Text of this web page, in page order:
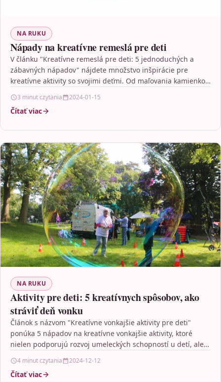
NA RUKU
Nápady na kreatívne remeslá pre deti
V článku "Kreatívne remeslá pre deti: 5 jednoduchých a
zábavných nápadov" nájdete množstvo inšpirácie pre
kreatívne aktivity so svojimi deťmi. Od maľovania kamienkov
3 minut czytania 2024-01-15
Čítať viac
NA RUKU
Aktivity pre deti: 5 kreatívnych spôsobov, ako
stráviť deň vonku
Článok s názvom "Kreatívne vonkajšie aktivity pre deti"
ponúka 5 nápadov na kreatívne vonkajšie aktivity, ktoré
nielen podporujú rozvoj umeleckých schopností u detí, ale…
4 minut czytania 2024-12-12
Čítať viac